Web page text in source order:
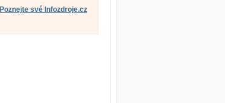
Poznejte své Infozdroje.cz